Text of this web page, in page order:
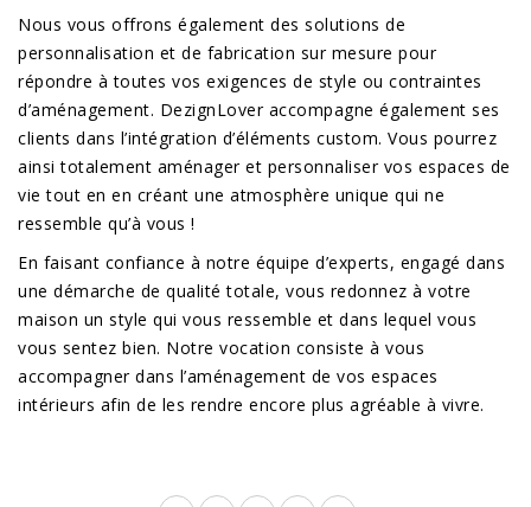
Nous vous offrons également des solutions de
personnalisation et de fabrication sur mesure pour
répondre à toutes vos exigences de style ou contraintes
d’aménagement. DezignLover accompagne également ses
clients dans l’intégration d’éléments custom. Vous pourrez
ainsi totalement aménager et personnaliser vos espaces de
vie tout en en créant une atmosphère unique qui ne
ressemble qu’à vous !
En faisant confiance à notre équipe d’experts, engagé dans
une démarche de qualité totale, vous redonnez à votre
maison un style qui vous ressemble et dans lequel vous
vous sentez bien. Notre vocation consiste à vous
accompagner dans l’aménagement de vos espaces
intérieurs afin de les rendre encore plus agréable à vivre.